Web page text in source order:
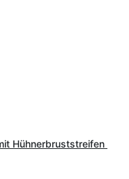
Hühnerbruststreifen